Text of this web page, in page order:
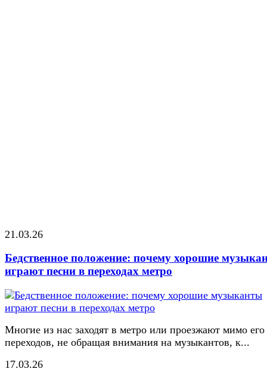
21.03.26
Бедственное положение: почему хорошие
играют песни в переходах метро
Многие из нас заходят в метро или проезжают мимо его
переходов, не обращая внимания на музыкантов, к...
17.03.26